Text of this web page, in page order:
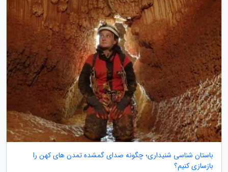
باستان شناسی شنیداری؛ چگونه صدای گمشده تمدن های کهن را
بازسازی کنیم؟